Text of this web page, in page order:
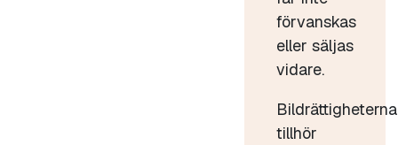
förvanskas
eller säljas
vidare.
Bildrättigheterna
tillhör